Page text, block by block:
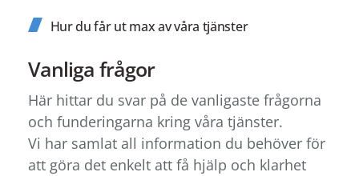
Hur du får ut max av våra tjänster
Vanliga frågor
Här hittar du svar på de vanligaste frågorna
och funderingarna kring våra tjänster.
Vi har samlat all information du behöver för
att göra det enkelt att få hjälp och klarhet